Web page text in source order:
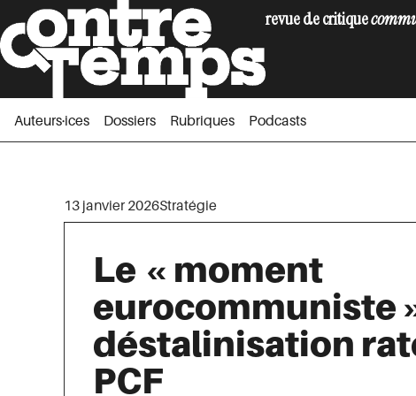
Auteurs·ices
revue de critique
Auteurs·ices Dossiers Rubriques Podcasts
13 janvier 2026Stratégie
Le « moment
eurocommuniste
déstalinisation
PCF